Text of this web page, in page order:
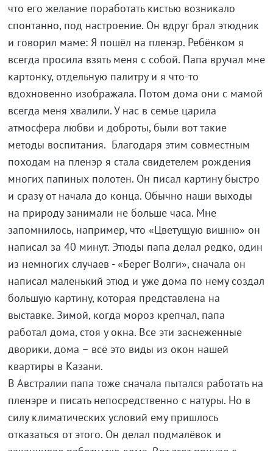
что его желание поработать кистью возникало
спонтанно, под настроение. Он вдруг брал этюдник
и говорил маме: Я пошёл на пленэр. Ребёнком я
всегда просила взять меня с собой. Папа вручал мне
картонку, отдельную палитру и я что-то
вдохновенно изображала. Потом дома они с мамой
всегда меня хвалили. У нас в семье царила
атмосфера любви и доброты, были вот такие
методы воспитания. Благодаря этим совместным
походам на пленэр я стала свидетелем рождения
многих папиных полотен. Он писал картину быстро
и сразу от начала до конца. Обычно наши выходы
на природу занимали не больше часа. Мне
запомнилось, например, что «Цветущую вишню» он
написал за 40 минут. Этюды папа делал редко, один
из немногих случаев - «Берег Волги», сначала он
написал маленький этюд и уже дома по нему создал
большую картину, которая представлена на
выставке. Зимой, когда мороз крепчал, папа
работал дома, стоя у окна. Все эти заснеженные
дворики, дома – всё это виды из окон нашей
квартиры в Казани.
В Австралии папа тоже сначала пытался работать на
пленэре и писать непосредственно с натуры. Но в
силу климатических условий ему пришлось
отказаться от этого. Он делал подмалёвок и